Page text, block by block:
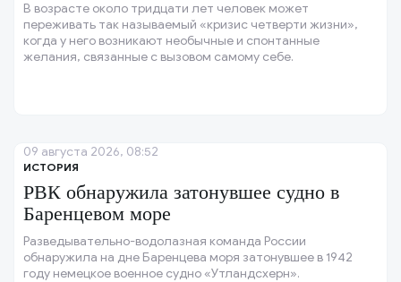
В возрасте около тридцати лет человек может
переживать так называемый «кризис четверти жизни»,
когда у него возникают необычные и спонтанные
желания, связанные с вызовом самому себе.
ИСТОРИЯ
РВК обнаружила затонувшее судно в
Баренцевом море
Разведывательно-водолазная команда России
обнаружила на дне Баренцева моря затонувшее в 1942
году немецкое военное судно «Утландсхерн».
09 августа 2026, 08:52